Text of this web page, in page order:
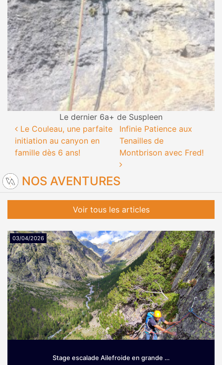
Le dernier 6a+ de Suspleen
Navigation des articles
Le Couleau, une parfaite
initiation au canyon en
famille dès 6 ans!
Infinie Patience aux
Tenailles de
Montbrison avec Fred!
NOS AVENTURES
Voir tous les articles
Stage escalade Ailefroide en grande …
03/04/2026